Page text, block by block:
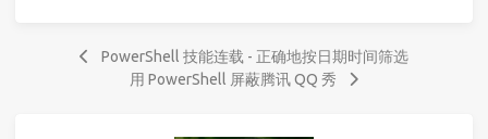
PowerShell 技能连载 - 正确地按日期时间筛选
用 PowerShell 屏蔽腾讯 QQ 秀